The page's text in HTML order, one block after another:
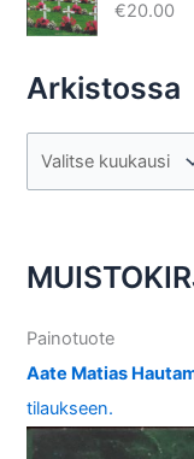
€20.00
Arkistossa
r
s
s
Painotuote
Aate Matias
tilaukseen.